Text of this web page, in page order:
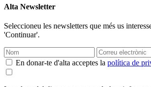
Alta Newsletter
Seleccioneu les newsletters que més us
'Continuar'.
En donar-te d'alta acceptes la política de